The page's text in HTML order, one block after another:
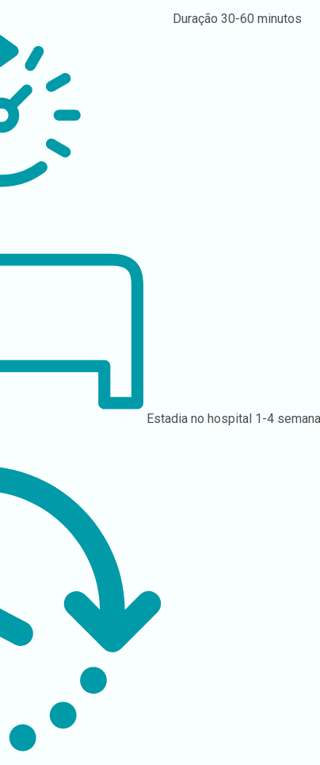
Duração 30-60 minutos
Estadia no hospital 1-4